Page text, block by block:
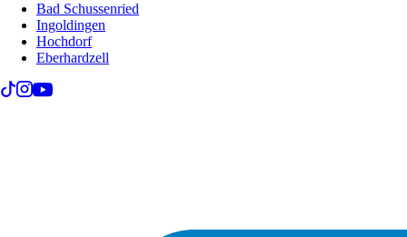
Bad Schussenried
Ingoldingen
Hochdorf
Eberhardzell